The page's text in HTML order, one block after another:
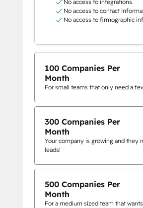
No access to integrations.
No access to contact
No access to firmographic
100 Companies Per
Month
For small teams that only need a
300 Companies Per
Month
Your company is growing and they
leads!
500 Companies Per
Month
For a medium sized team that